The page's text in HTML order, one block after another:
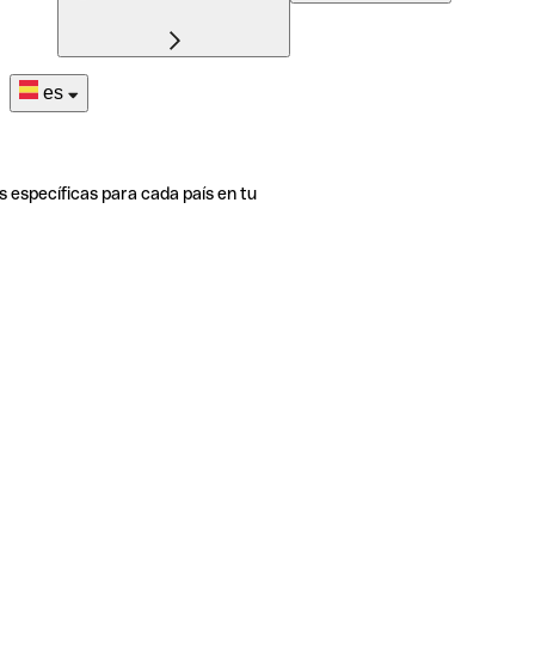
es
específicas para cada país en tu